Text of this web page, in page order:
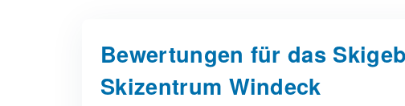
Bewertungen für das
Skizentrum Windeck